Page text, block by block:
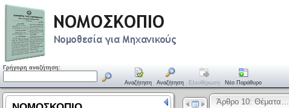
Γρήγορη αναζήτηση:
Αναζήτηση Αναζήτηση Ελευθέρωση Νέο Παράθυρο
Άρθρο 10: Θέματα…